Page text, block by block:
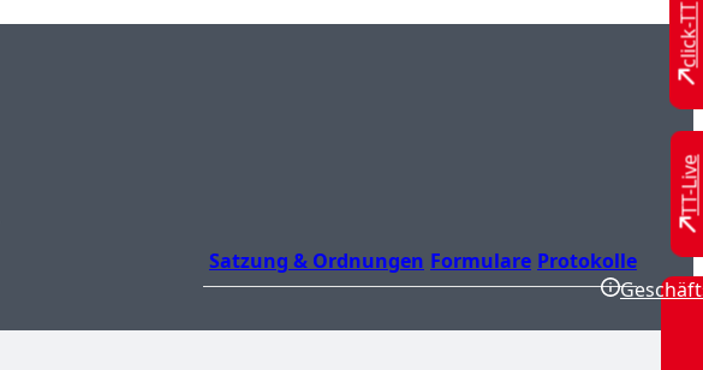
Satzung & Ordnungen Formulare Protokolle
click-TT
TT-Live